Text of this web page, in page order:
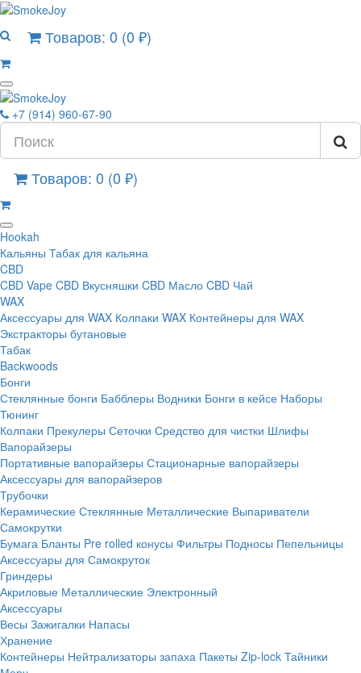
Товаров: 0 (0 ₽)
+7 (914) 960-67-90
Товаров: 0 (0 ₽)
Hookah
Кальяны Табак для кальяна
CBD
CBD Vape CBD Вкусняшки CBD Масло CBD Чай
WAX
Аксессуары для WAX Колпаки WAX Контейнеры для WAX
Экстракторы бутановые
Табак
Backwoods
Бонги
Стеклянные бонги Бабблеры Водники Бонги в кейсе Наборы
Тюнинг
Колпаки Прекулеры Сеточки Средство для чистки Шлифы
Вапорайзеры
Портативные вапорайзеры Стационарные вапорайзеры
Аксессуары для вапорайзеров
Трубочки
Керамические Стеклянные Металлические Выпариватели
Самокрутки
Бумага Бланты Pre rolled конусы Фильтры Подносы Пепельницы
Аксессуары для Самокруток
Гриндеры
Акриловые Металлические Электронный
Аксессуары
Весы Зажигалки Напасы
Хранение
Контейнеры Нейтрализаторы запаха Пакеты Zip-lock Тайники